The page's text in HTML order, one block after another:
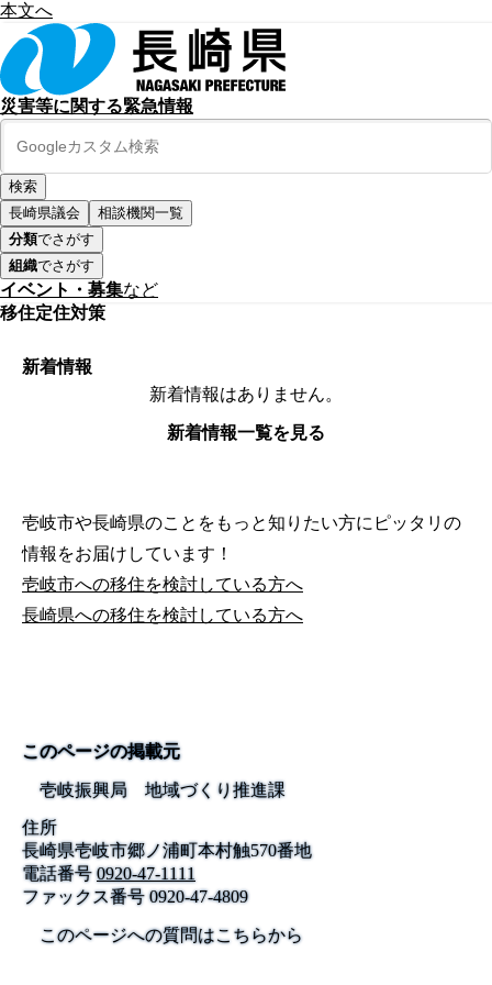
本文へ
災害等に関する緊急情報
長崎県議会
相談機関一覧
分類でさがす
組織でさがす
イベント・募集など
移住定住対策
新着情報
新着情報はありません。
新着情報一覧を見る
壱岐市や長崎県のことをもっと知りたい方にピッタリの
情報をお届けしています！
壱岐市への移住を検討している方へ
長崎県への移住を検討している方へ
このページの掲載元
壱岐振興局 地域づくり推進課
住所
長崎県壱岐市郷ノ浦町本村触570番地
電話番号 0920-47-1111
ファックス番号0920-47-4809
このページへの質問はこちらから